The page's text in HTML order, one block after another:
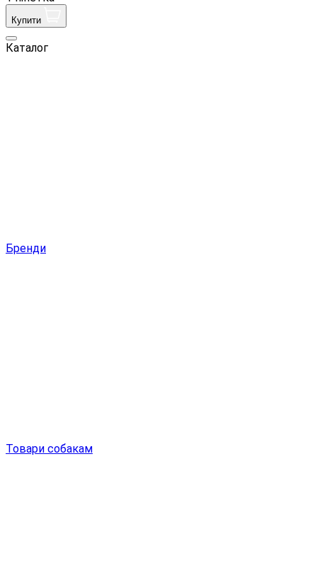
Купити
Каталог
Бренди
Товари собакам